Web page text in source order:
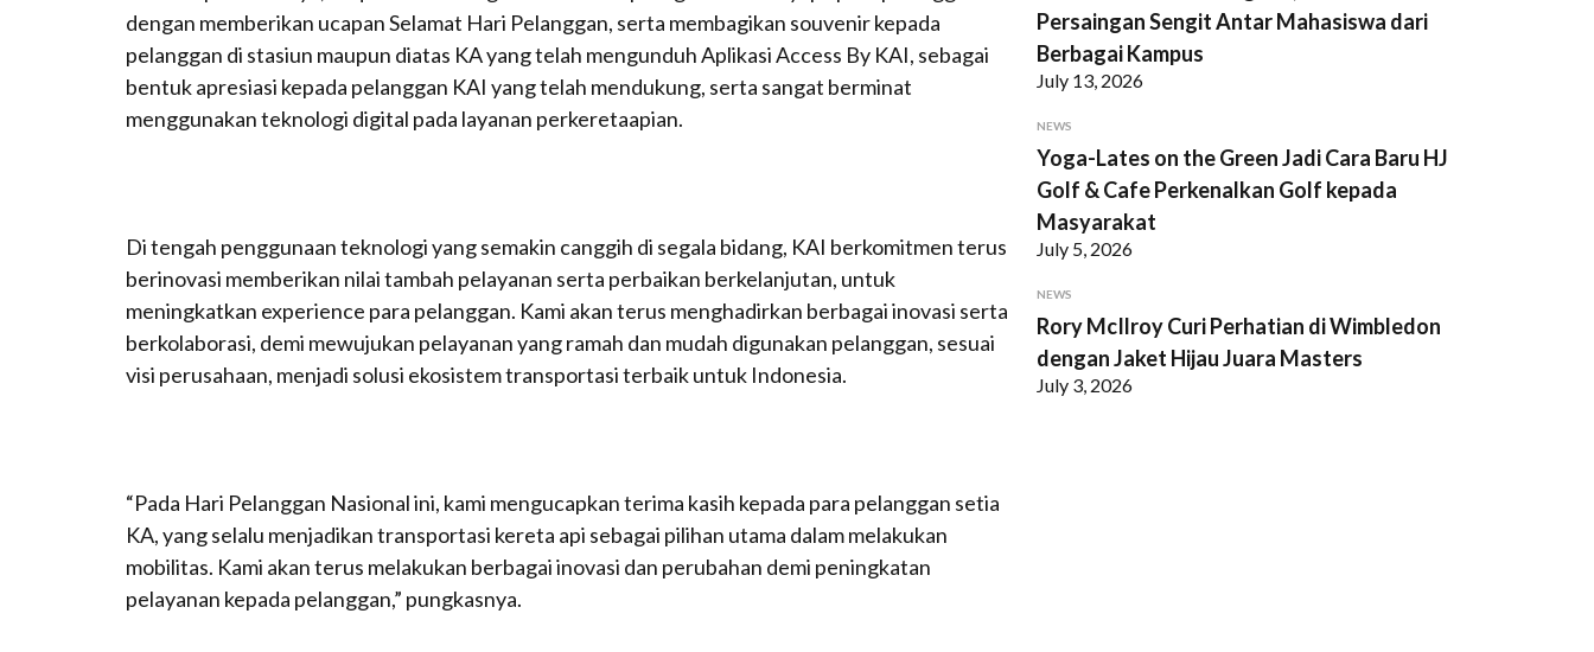
dengan memberikan ucapan Selamat Hari Pelanggan, serta membagikan souvenir kepada
pelanggan di stasiun maupun diatas KA yang telah mengunduh Aplikasi Access By KAI, sebagai
bentuk apresiasi kepada pelanggan KAI yang telah mendukung, serta sangat berminat
menggunakan teknologi digital pada layanan perkeretaapian.
Di tengah penggunaan teknologi yang semakin canggih di segala bidang, KAI berkomitmen terus
berinovasi memberikan nilai tambah pelayanan serta perbaikan berkelanjutan, untuk
meningkatkan experience para pelanggan. Kami akan terus menghadirkan berbagai inovasi serta
berkolaborasi, demi mewujukan pelayanan yang ramah dan mudah digunakan pelanggan, sesuai
visi perusahaan, menjadi solusi ekosistem transportasi terbaik untuk Indonesia.
“Pada Hari Pelanggan Nasional ini, kami mengucapkan terima kasih kepada para pelanggan setia
KA, yang selalu menjadikan transportasi kereta api sebagai pilihan utama dalam melakukan
mobilitas. Kami akan terus melakukan berbagai inovasi dan perubahan demi peningkatan
pelayanan kepada pelanggan,” pungkasnya.
Persaingan Sengit Antar Mahasiswa dari
Berbagai Kampus
July 13, 2026
NEWS
Yoga-Lates on the Green Jadi Cara Baru HJ
Golf & Cafe Perkenalkan Golf kepada
Masyarakat
July 5, 2026
NEWS
Rory McIlroy Curi Perhatian di Wimbledon
dengan Jaket Hijau Juara Masters
July 3, 2026